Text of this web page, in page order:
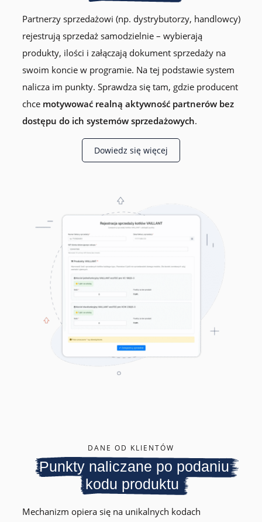
Partnerzy sprzedażowi (np. dystrybutorzy, handlowcy)
rejestrują sprzedaż samodzielnie – wybierają
produkty, ilości i załączają dokument sprzedaży na
swoim koncie w programie. Na tej podstawie system
nalicza im punkty. Sprawdza się tam, gdzie producent
chce motywować realną aktywność partnerów bez
dostępu do ich systemów sprzedażowych.
Dowiedz się więcej
DANE OD KLIENTÓW
Punkty naliczane po podaniu
kodu produktu
Mechanizm opiera się na unikalnych kodach